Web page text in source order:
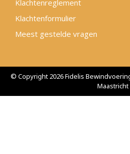
Klachtenreglement
Klachtenformulier
Meest gestelde vragen
© Copyright 2026 Fidelis
Maastricht